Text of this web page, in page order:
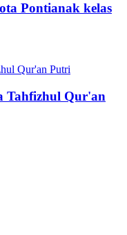
Pontianak kelas
Tahfizhul Qur'an